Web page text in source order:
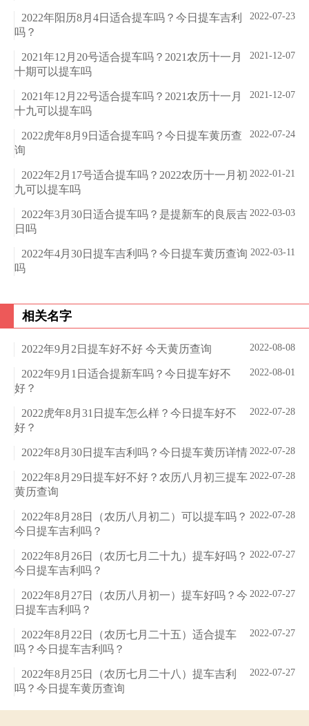
2022-07-23
2022年阳历8月4日适合提车吗？今日提车吉利
吗？
2021-12-07
2021年12月20号适合提车吗？2021农历十一月
十期可以提车吗
2021-12-07
2021年12月22号适合提车吗？2021农历十一月
十九可以提车吗
2022-07-24
2022虎年8月9日适合提车吗？今日提车黄历查
询
2022-01-21
2022年2月17号适合提车吗？2022农历十一月初
九可以提车吗
2022-03-03
2022年3月30日适合提车吗？是提新车的良辰吉
日吗
2022-03-11
2022年4月30日提车吉利吗？今日提车黄历查询
吗
相关名字
2022-08-08
2022年9月2日提车好不好 今天黄历查询
2022-08-01
2022年9月1日适合提新车吗？今日提车好不
好？
2022-07-28
2022虎年8月31日提车怎么样？今日提车好不
好？
2022-07-28
2022年8月30日提车吉利吗？今日提车黄历详情
2022-07-28
2022年8月29日提车好不好？农历八月初三提车
黄历查询
2022-07-28
2022年8月28日（农历八月初二）可以提车吗？
今日提车吉利吗？
2022-07-27
2022年8月26日（农历七月二十九）提车好吗？
今日提车吉利吗？
2022-07-27
2022年8月27日（农历八月初一）提车好吗？今
日提车吉利吗？
2022-07-27
2022年8月22日（农历七月二十五）适合提车
吗？今日提车吉利吗？
2022-07-27
2022年8月25日（农历七月二十八）提车吉利
吗？今日提车黄历查询